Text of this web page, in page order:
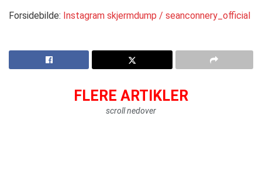
Forsidebilde: Instagram skjermdump / seanconnery_official
FLERE ARTIKLER
scroll nedover